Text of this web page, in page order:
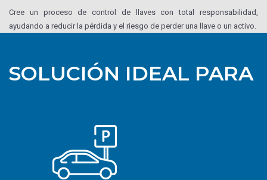
Cree un proceso de control de llaves con total responsabilidad,
ayudando a reducir la pérdida y el riesgo de perder una llave o un activo.
SOLUCIÓN IDEAL PARA